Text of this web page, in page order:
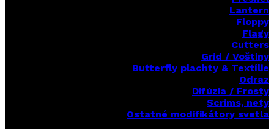
Lantern
Floppy
Flagy
Cutters
Grid / Voštiny
Butterfly plachty & Textílie
Odraz
Difúzia / Frosty
Scrims, nety
Ostatné modifikátory svetla